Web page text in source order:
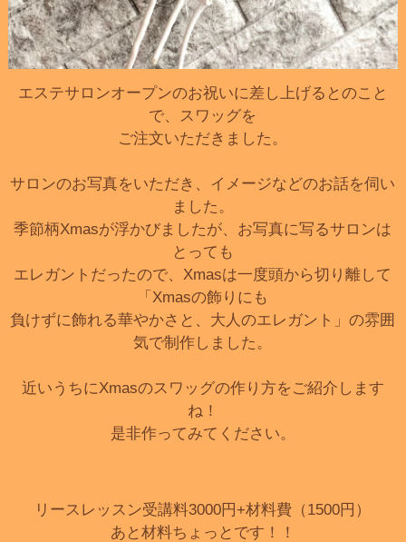
エステサロンオープンのお祝いに差し上げるとのこと
で、スワッグを
ご注文いただきました。
サロンのお写真をいただき、イメージなどのお話を伺い
ました。
季節柄Xmasが浮かびましたが、お写真に写るサロンは
とっても
エレガントだったので、Xmasは一度頭から切り離して
「Xmasの飾りにも
負けずに飾れる華やかさと、大人のエレガント」の雰囲
気で制作しました。
近いうちにXmasのスワッグの作り方をご紹介します
ね！
是非作ってみてください。
リースレッスン受講料3000円+材料費（1500円）
あと材料ちょっとです！！